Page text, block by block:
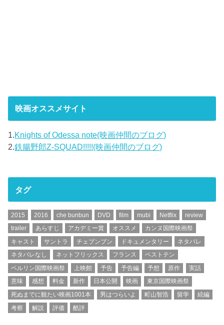
映画オススメサイト
1.Knights of Odessa note(映画仲間のブログ)
2.鉄腸野郎Z-SQUAD!!!!!(映画仲間のブログ)
タグ
2015 2016 che bunbun DVD film mubi Netflix
review
trailer
あらすじ アカデミー賞 オススメ
カンヌ国際映画祭
キャスト
サントラ チェブンブン ドキュメンタリー
ネタバレ
ネタバレなし
ネットフリックス フランス
ベストテン
ベルリン国際映画祭
上映館 予告 予告編 予想 原作
実話
意味
感想 料金 新作 日本公開 映画
東京国際映画祭
死ぬまでに観たい映画1001本
男はつらいよ 町山智浩 留学
続編
考察
解説 評価 酷評